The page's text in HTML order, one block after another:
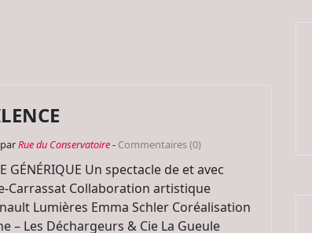
parRue du Conservatoire- Commentaires (0)
GÉNÉRIQUE Un spectacle de et avec
Carrassat Collaboration artistique
Lumières Emma Schler Coréalisation
– Les Déchargeurs & Cie La Gueule